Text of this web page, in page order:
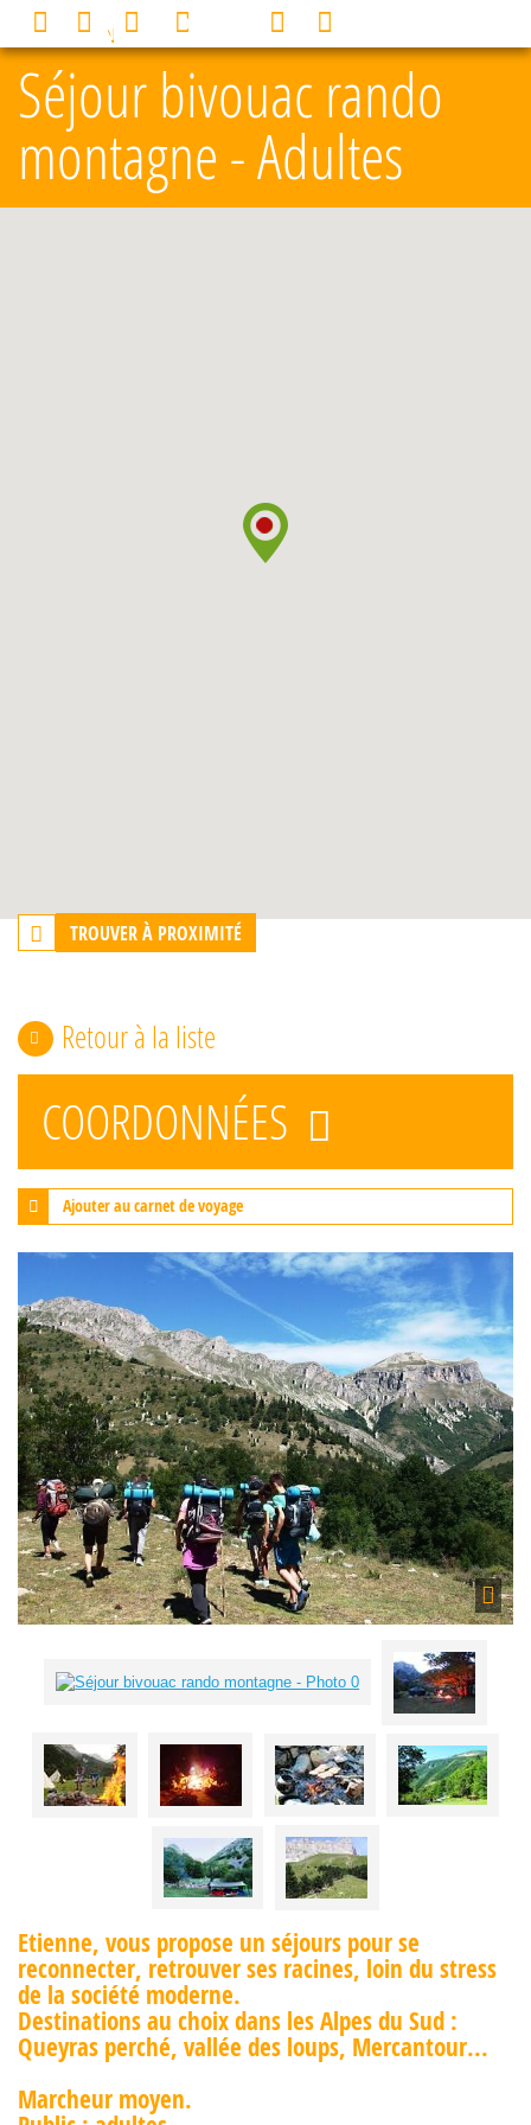
Séjour bivouac rando
montagne - Adultes
TROUVER À PROXIMITÉ
Retour à la liste
COORDONNÉES
Ajouter au carnet de voyage
Etienne, vous propose un séjours pour se
reconnecter, retrouver ses racines, loin du stress
de la société moderne.
Destinations au choix dans les Alpes du Sud :
Queyras perché, vallée des loups, Mercantour...
Marcheur moyen.
MENU 0
Panneau de gestion des cookies